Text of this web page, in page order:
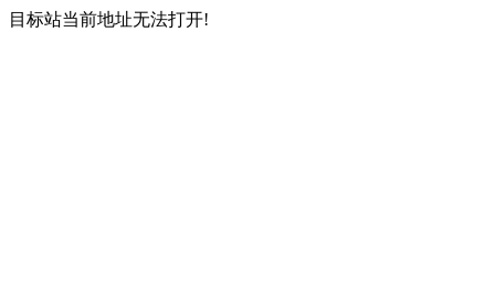
目标站当前地址无法打开!